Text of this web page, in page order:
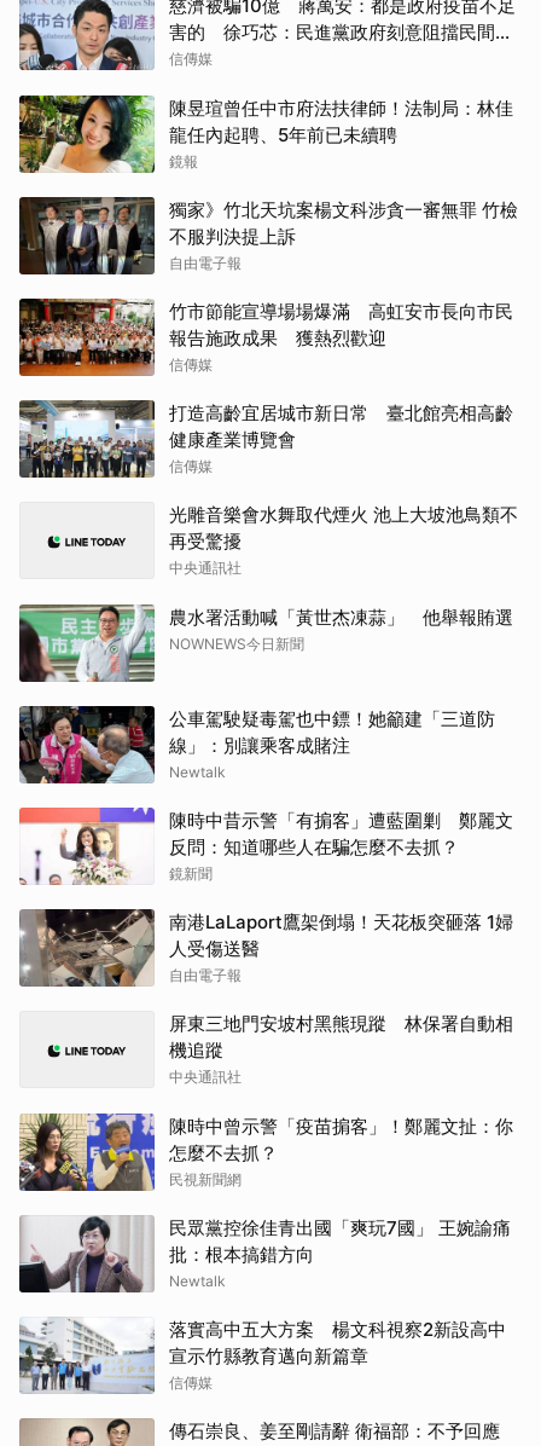
慈濟被騙10億 蔣萬安：都是政府疫苗不足
害的 徐巧芯：民進黨政府刻意阻擋民間採
購
信傳媒
陳昱瑄曾任中市府法扶律師！法制局：林佳
龍任內起聘、5年前已未續聘
鏡報
獨家》竹北天坑案楊文科涉貪一審無罪 竹檢
不服判決提上訴
自由電子報
竹市節能宣導場場爆滿 高虹安市長向市民
報告施政成果 獲熱烈歡迎
信傳媒
打造高齡宜居城市新日常 臺北館亮相高齡
健康產業博覽會
信傳媒
光雕音樂會水舞取代煙火 池上大坡池鳥類不
再受驚擾
中央通訊社
農水署活動喊「黃世杰凍蒜」 他舉報賄選
NOWNEWS今日新聞
公車駕駛疑毒駕也中鏢！她籲建「三道防
線」：別讓乘客成賭注
Newtalk
陳時中昔示警「有掮客」遭藍圍剿 鄭麗文
反問：知道哪些人在騙怎麼不去抓？
鏡新聞
南港LaLaport鷹架倒塌！天花板突砸落 1婦
人受傷送醫
自由電子報
屏東三地門安坡村黑熊現蹤 林保署自動相
機追蹤
中央通訊社
陳時中曾示警「疫苗掮客」！鄭麗文扯：你
怎麼不去抓？
民視新聞網
民眾黨控徐佳青出國「爽玩7國」 王婉諭痛
批：根本搞錯方向
Newtalk
落實高中五大方案 楊文科視察2新設高中
宣示竹縣教育邁向新篇章
信傳媒
傳石崇良、姜至剛請辭 衛福部：不予回應